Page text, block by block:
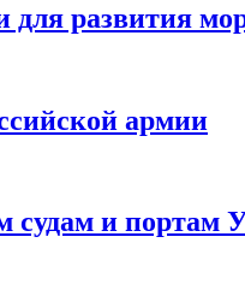
развития
армии
судам и портам